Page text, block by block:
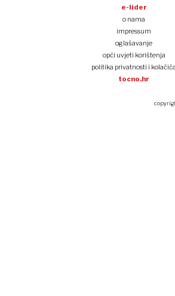
e-lider
o nama
impressum
oglašavanje
opći uvjeti korištenja
politika privatnosti i kolačića
tocno.hr